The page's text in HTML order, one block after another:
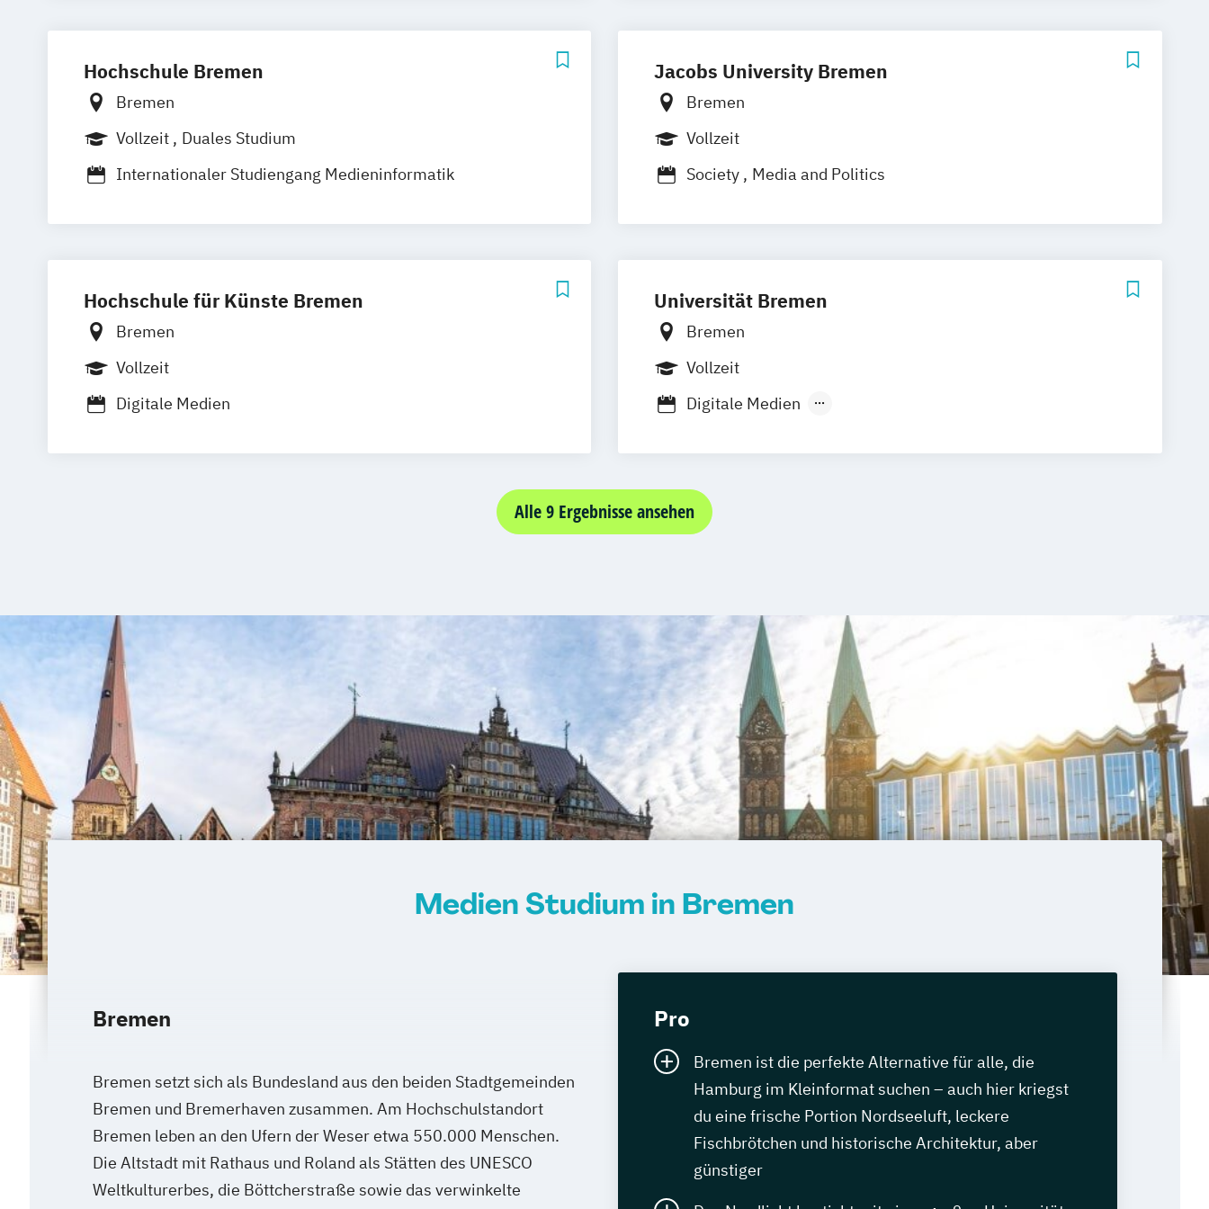
Hochschule Bremen
Bremen
Vollzeit
Duales Studium
Internationaler Studiengang Medieninformatik
Jacobs University Bremen
Bremen
Vollzeit
Society
Media and Politics
Hochschule für Künste Bremen
Bremen
Vollzeit
Digitale Medien
Universität Bremen
Bremen
Vollzeit
Digitale Medien
Kunst-Medien-Ästhetische Bildung Medienkultur
Alle 9 Ergebnisse ansehen
Medien Studium in Bremen
Bremen
Bremen setzt sich als Bundesland aus den beiden Stadtgemeinden
Bremen und Bremerhaven zusammen. Am Hochschulstandort
Bremen leben an den Ufern der Weser etwa 550.000 Menschen.
Die Altstadt mit Rathaus und Roland als Stätten des UNESCO
Weltkulturerbes, die Böttcherstraße sowie das verwinkelte
Pro
Bremen ist die perfekte Alternative für alle, die
Hamburg im Kleinformat suchen – auch hier kriegst
du eine frische Portion Nordseeluft, leckere
Fischbrötchen und historische Architektur, aber
günstiger